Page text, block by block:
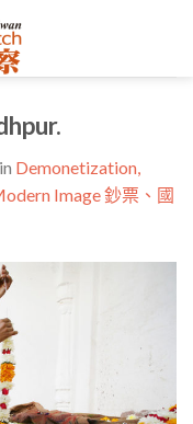
in Demonetization,
Image 鈔票、國